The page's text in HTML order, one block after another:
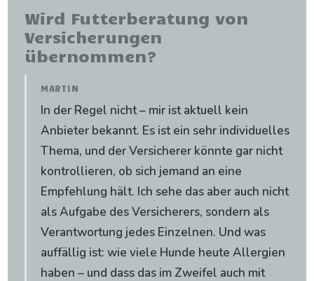
Wird Futterberatung von
Versicherungen
übernommen?
MARTIN
In der Regel nicht – mir ist aktuell kein
Anbieter bekannt. Es ist ein sehr individuelles
Thema, und der Versicherer könnte gar nicht
kontrollieren, ob sich jemand an eine
Empfehlung hält. Ich sehe das aber auch nicht
als Aufgabe des Versicherers, sondern als
Verantwortung jedes Einzelnen. Und was
auffällig ist: wie viele Hunde heute Allergien
haben – und dass das im Zweifel auch mit